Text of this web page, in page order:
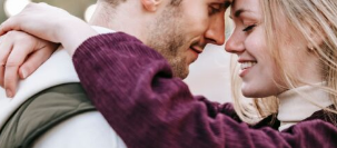
POR
LA
MUJER
ESCORPIO